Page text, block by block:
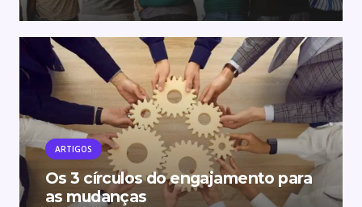
ARTIGOS
Os 3 círculos do engajamento para
as mudanças